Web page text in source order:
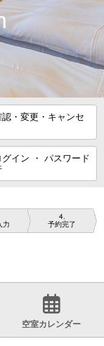
・変更・キャンセ
イン ・ パスワード
力
4
予約完了
空室カレンダー